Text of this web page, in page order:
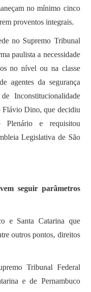
no mínimo cinco
proventos integrais.
no Supremo Tribunal
paulista a necessidade
no nível ou na classe
agentes da segurança
Inconstitucionalidade
Dino, que decidiu
Plenário e requisitou
Legislativa de São
seguir parâmetros
e Santa Catarina que
outros pontos, direitos
Tribunal Federal
e de Pernambuco